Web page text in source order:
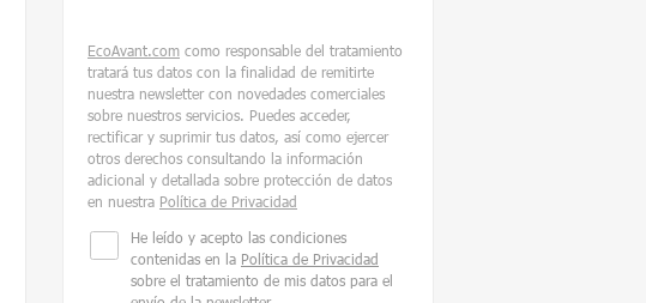
EcoAvant.com como responsable del tratamiento
tratará tus datos con la finalidad de remitirte
nuestra newsletter con novedades comerciales
sobre nuestros servicios. Puedes acceder,
rectificar y suprimir tus datos, así como ejercer
otros derechos consultando la información
adicional y detallada sobre protección de datos
en nuestra Política de Privacidad
He leído y acepto las condiciones
contenidas en la Política de Privacidad
sobre el tratamiento de mis datos para el